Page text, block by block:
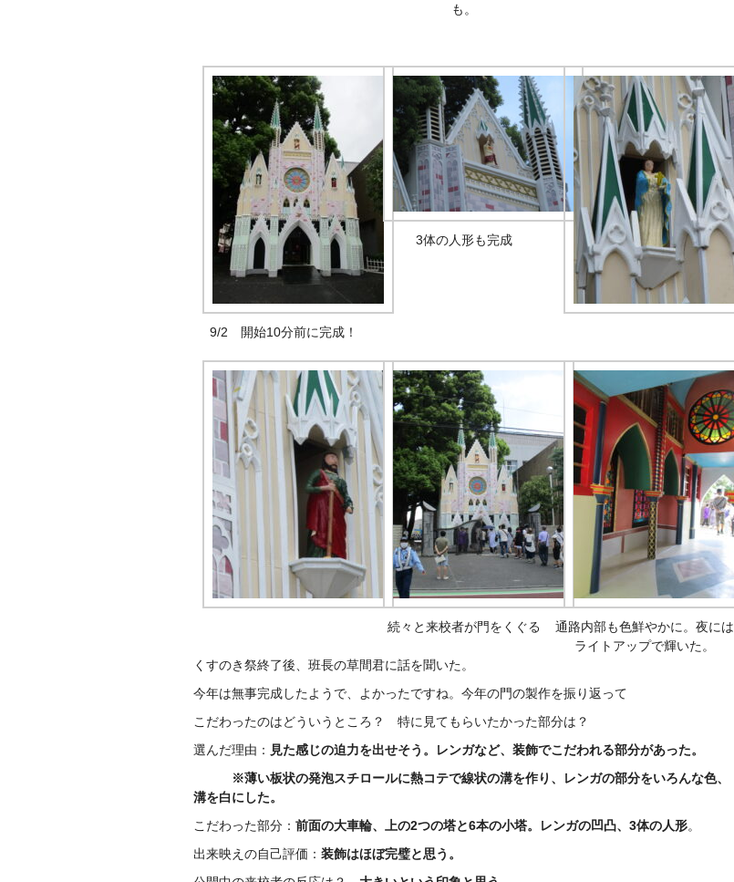
も。
9/2 開始10分前に完成！
3体の人形も完成
続々と来校者が門をくぐる
通路内部も色鮮やかに。夜には
ライトアップで輝いた。
くすのき祭終了後、班長の草間君に話を聞いた。
今年は無事完成したようで、よかったですね。今年の門の製作を振り返って
こだわったのはどういうところ？ 特に見てもらいたかった部分は？
選んだ理由： 見た感じの迫力を出せそう。レンガなど、装飾でこだわれる部分があった。
※薄い板状の発泡スチロールに熱コテで線状の溝を作り、レンガの部分をいろんな色、
溝を白にした。
こだわった部分： 前面の大車輪、上の2つの塔と6本の小塔。レンガの凹凸、 3体の人形。
出来映えの自己評価： 装飾はほぼ完璧と思う。